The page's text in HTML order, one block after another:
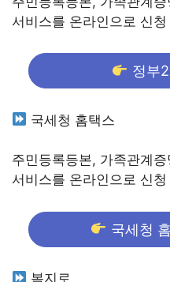
서비스를 온라인으로 신
정부
국세청 홈택스
주민등록등본, 가족관계
서비스를 온라인으로 신
국세청
복지로